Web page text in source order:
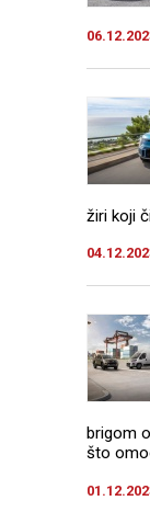
žiri koji
brigom
što